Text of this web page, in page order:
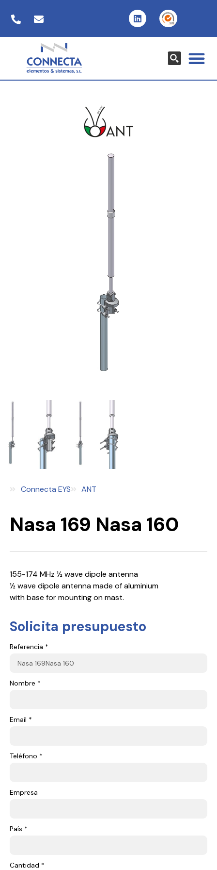
Connecta EYS ANT
Nasa 169 Nasa 160
155-174 MHz ½ wave dipole antenna
½ wave dipole antenna made of aluminium
with base for mounting on mast.
Solicita presupuesto
Referencia *
Nombre *
Email *
Teléfono *
Empresa
País *
Cantidad *